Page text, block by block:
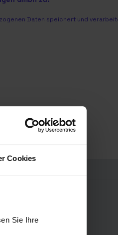
Cookies
Sie Ihre
Daten speichert und